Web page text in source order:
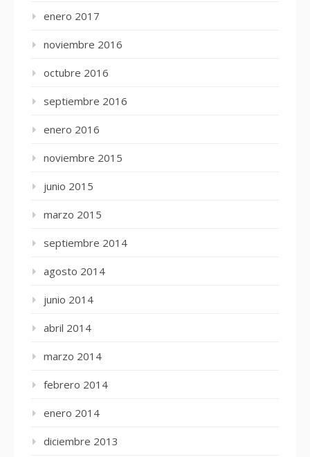
enero 2017
noviembre 2016
octubre 2016
septiembre 2016
enero 2016
noviembre 2015
junio 2015
marzo 2015
septiembre 2014
agosto 2014
junio 2014
abril 2014
marzo 2014
febrero 2014
enero 2014
diciembre 2013